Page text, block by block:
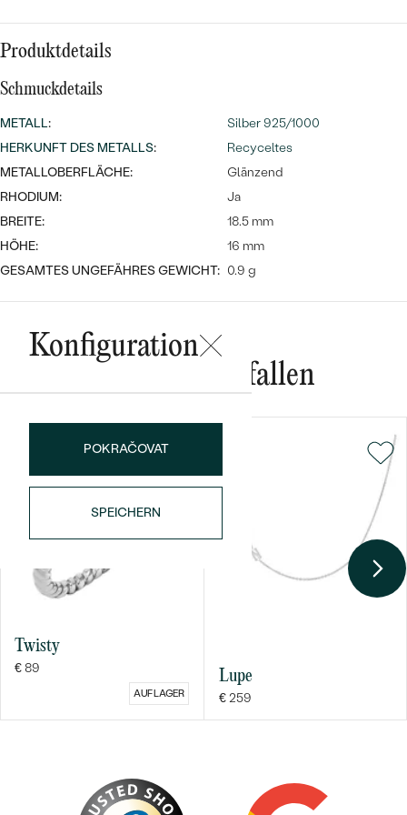
Wave Kollektion
ANSEHEN
NACH DER FORM
MASSGEFERTIGTER
DIAMANTEN
Bestseller
Ohrrinnge
Personalisierte
Halsketten
ANSEHEN
Meistverkaufte
Ringe
ANSEHEN
Produktdetails
Schmuckdetails
METALL:
Silber 925/1000
HERKUNFT DES METALLS:
Recyceltes
METALLOBERFLÄCHE:
Glänzend
RHODIUM:
Ja
BREITE:
18.5 mm
HÖHE:
16 mm
GESAMTES UNGEFÄHRES GEWICHT: 0.9 g
Konfiguration
POKRAČOVAT
SPEICHERN
Das könnte Ihnen gefallen
Twisty
€ 89
AUF LAGER
Lupe
€ 259